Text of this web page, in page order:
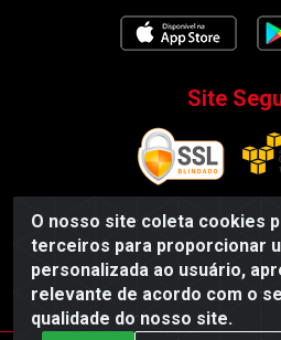
O nosso site coleta cookies
terceiros para proporcionar
personalizada ao usuário,
relevante de acordo com o
qualidade do nosso site.
Site
Almeida Distribuidor - Rodovia
Esperança/PB - CEP 58135-000 -